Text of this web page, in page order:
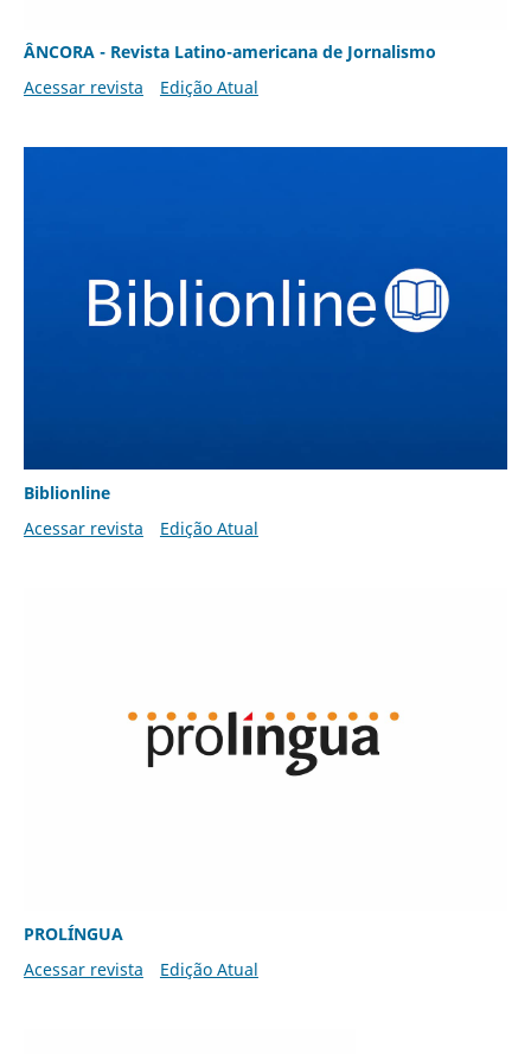
ÂNCORA - Revista Latino-americana de Jornalismo
Acessar revista
Edição Atual
Biblionline
Acessar revista
Edição Atual
PROLÍNGUA
Acessar revista
Edição Atual